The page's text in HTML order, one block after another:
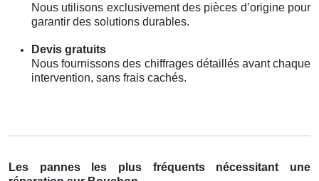
Nous utilisons exclusivement des pièces d’origine pour
garantir des solutions durables.
Devis gratuits
Nous fournissons des chiffrages détaillés avant chaque
intervention, sans frais cachés.
Les pannes les plus fréquents nécessitant une